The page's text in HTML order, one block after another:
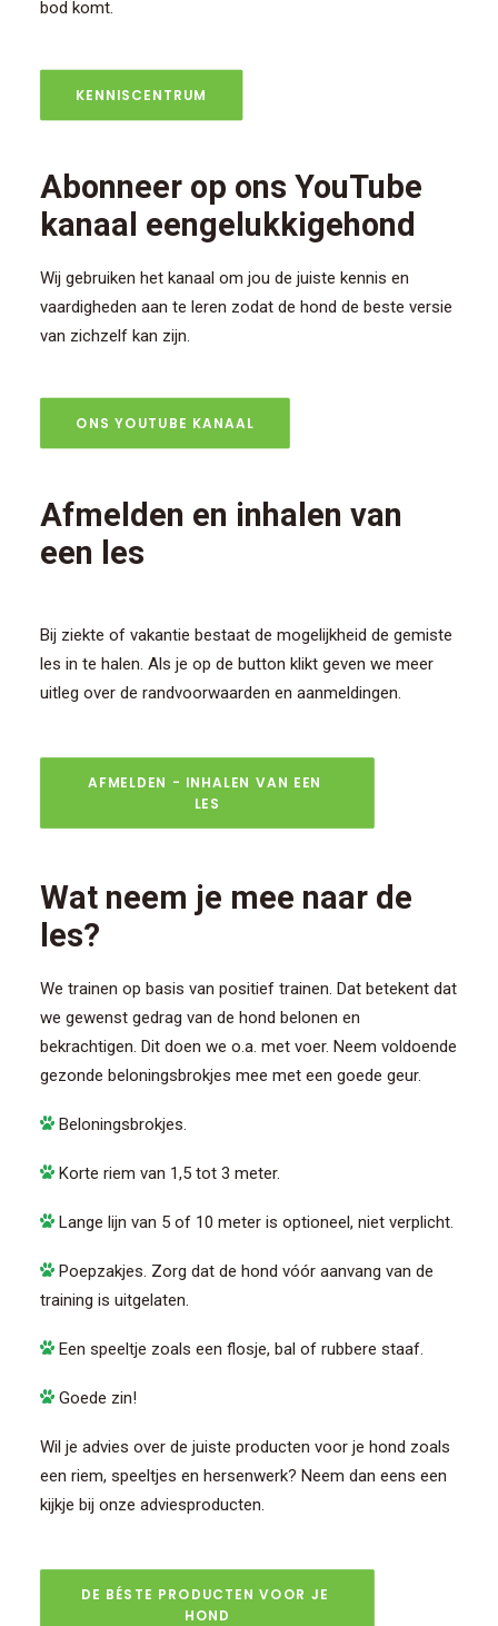
bod komt.
KENNISCENTRUM
Abonneer op ons YouTube
kanaal eengelukkigehond
Wij gebruiken het kanaal om jou de juiste kennis en
vaardigheden aan te leren zodat de hond de beste versie
van zichzelf kan zijn.
ONS YOUTUBE KANAAL
Afmelden en inhalen van
een les
Bij ziekte of vakantie bestaat de mogelijkheid de gemiste
les in te halen. Als je op de button klikt geven we meer
uitleg over de randvoorwaarden en aanmeldingen.
AFMELDEN - INHALEN VAN EEN
LES
Wat neem je mee naar de
les?
We trainen op basis van positief trainen. Dat betekent dat
we gewenst gedrag van de hond belonen en
bekrachtigen. Dit doen we o.a. met voer. Neem voldoende
gezonde beloningsbrokjes mee met een goede geur.
Beloningsbrokjes.
Korte riem van 1,5 tot 3 meter.
Lange lijn van 5 of 10 meter is optioneel, niet verplicht.
Poepzakjes. Zorg dat de hond vóór aanvang van de
training is uitgelaten.
Een speeltje zoals een flosje, bal of rubbere staaf.
Goede zin!
Wil je advies over de juiste producten voor je hond zoals
een riem, speeltjes en hersenwerk? Neem dan eens een
kijkje bij onze adviesproducten.
DE BÉSTE PRODUCTEN VOOR JE
HOND